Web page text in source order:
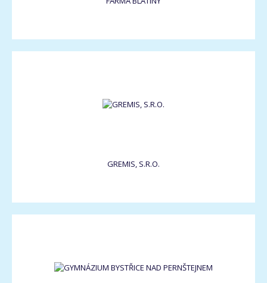
GREMIS, S.R.O.